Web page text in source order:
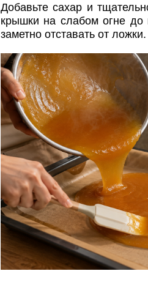
Добавьте сахар и
крышки на слабом огне до
заметно отставать от ложки.